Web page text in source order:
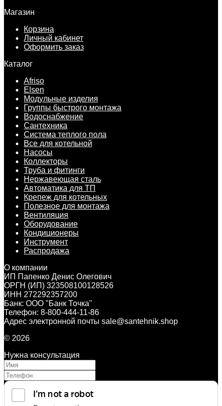
Магазин
Корзина
Личный кабинет
Оформить заказ
Каталог
Afriso
Elsen
Модульные изделия
Группы быстрого монтажа
Водоснабжение
Сантехника
Система теплого пола
Все для котельной
Насосы
Коллекторы
Труба и фитинги
Нержавеющая сталь
Автоматика для ТП
Крепеж для котельных
Полезное для монтажа
Вентиляция
Оборудование
Кондиционеры
Инструмент
Распродажа
О компании
ИП Папенко Денис Олегович
ОРГН (ИП) 323508100128526
ИНН 272292357200
Банк: ООО "Банк Точка"
Телефон: 8-800-444-11-86
Адрес электронной почты sale@santehnik.shop
© 2026
Нужна консультация